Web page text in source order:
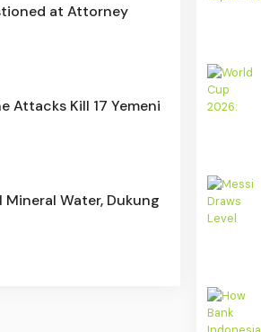
at Attorney
Attacks Kill 17 Yemeni
Water, Dukung